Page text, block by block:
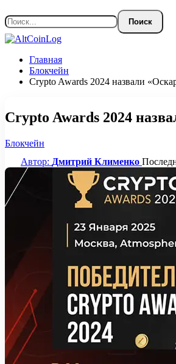
Главная
Блокчейн
Crypto Awards 2024 назвали
Crypto Awards 2024
Блокчейн
Автор: Дмитрий Клименко